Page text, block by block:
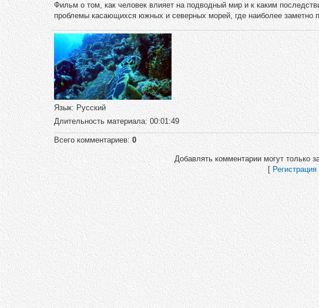
Фильм о том, как человек влияет на подводный мир и к каким
проблемы касающихся южных и северных морей, где наиболее заметно
Язык: Русский
Длительность материала: 00:01:49
Всего комментариев:0
Добавлять комментарии могут только
[Регистрация